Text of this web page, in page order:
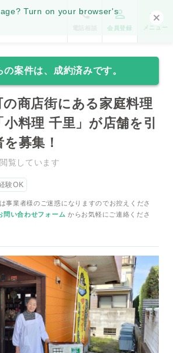
Turn on your browser's
会員登録 メニュー
の案件は、成約済みです。
商店街にある家庭料理
料理 千里」が店舗を引
募集！
覧しています
験OK
事業者様のご迷惑になりますのでお控えくださ
問い合わせフォーム からお気軽にご連絡くださ